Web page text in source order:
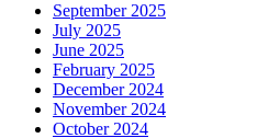
September 2025
July 2025
June 2025
February 2025
December 2024
November 2024
October 2024